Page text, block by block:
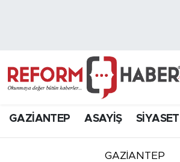
GAZİANTEP ASAYİŞ SİYASET
GAZIANTEP
Hava Durumu
Süper Lig Puan Durumu ve